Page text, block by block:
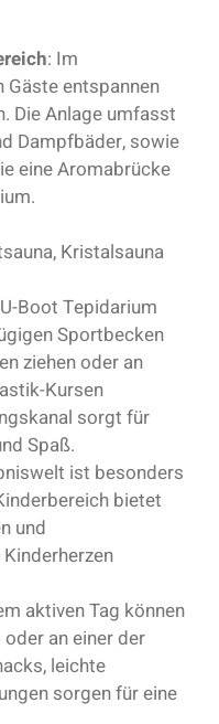
: Im
Gäste entspannen
Die Anlage umfasst
Dampfbäder, sowie
eine Aromabrücke
Kristalsauna
Boot Tepidarium
Sportbecken
ziehen oder an
Kursen
sorgt für
Spaß.
ist besonders
bietet
und
aktiven Tag können
an einer der
leichte
sorgen für eine